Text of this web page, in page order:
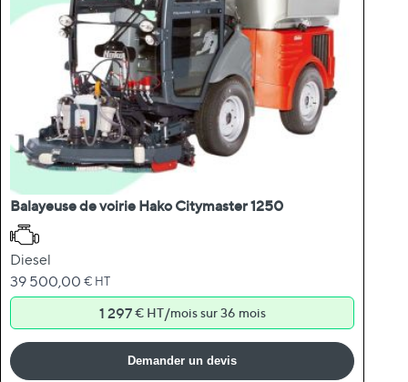
Balayeuse de voirie Hako Citymaster 1250
Diesel
39 500,00 € HT
1 297€ HT/mois sur 36 mois
Demander un devis